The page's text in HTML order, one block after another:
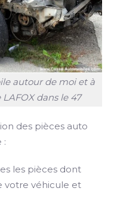
autour de moi et à
dans le 47
des pièces auto
:
les pièces dont
votre véhicule et